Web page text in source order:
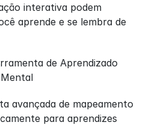
interativa podem
aprende e se lembra de
de Aprendizado
avançada de mapeamento
para aprendizes